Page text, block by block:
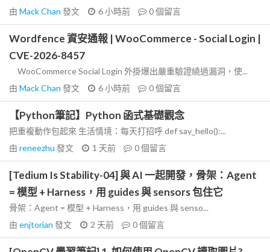
由 Mack Chan 發文 6 小時前 0個留言
Wordfence 資安通報 | WooCommerce - Social Login |
CVE-2026-8457
WooCommerce Social Login 外掛爆出嚴重驗證繞過漏洞，使...
由 Mack Chan 發文 6 小時前 0個留言
【Python筆記】Python 函式基礎觀念
把重複動作包起來 生活情境：每天打招呼 def say_hello():...
由 reneezhu 發文 1 天前 0個留言
[Tedium Is Stability-04] 與 AI 一起開發，骨架：Agent
= 模型 + Harness，用 guides 與 sensors 包住它
骨架：Agent = 模型 + Harness，用 guides 與 senso...
由 enjtorian 發文 2 天前 0個留言